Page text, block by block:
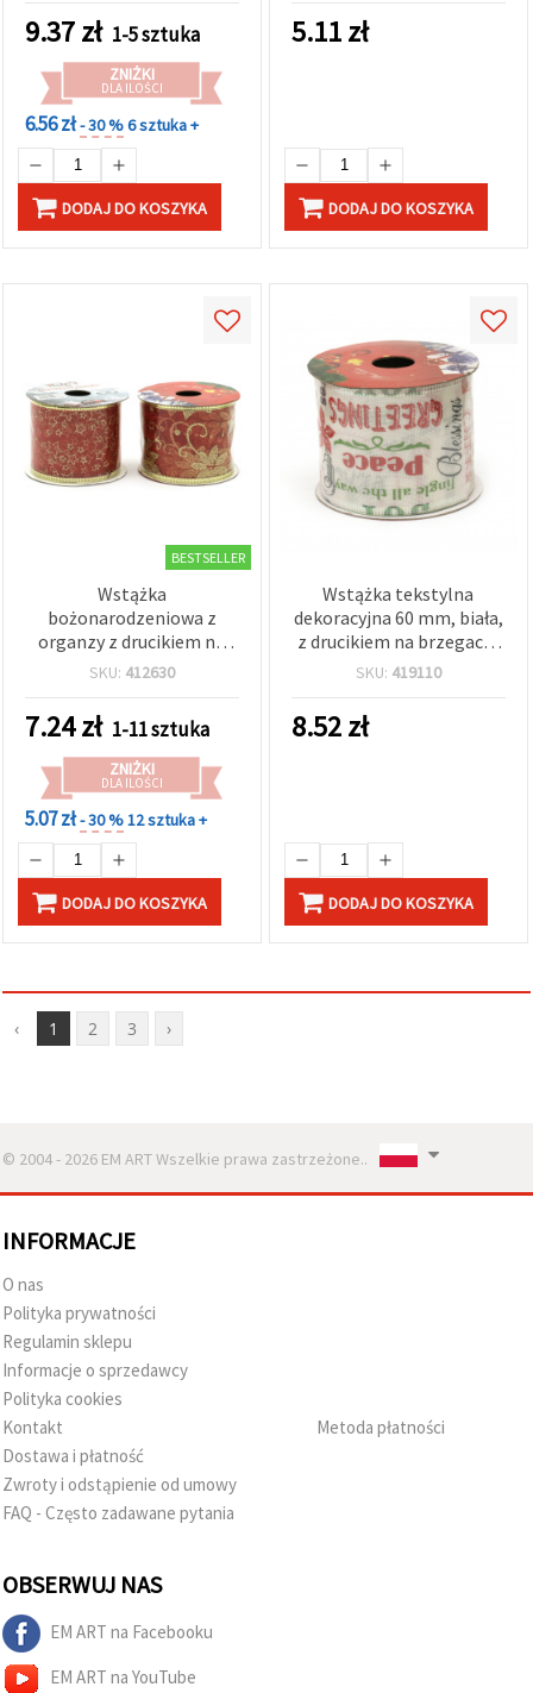
9.37zł 1-5 sztuka
ZNIŻKI
DLA ILOŚCI
6.56 zł- 30 %6 sztuka +
DODAJ DO KOSZYKA
5.11zł
DODAJ DO KOSZYKA
BESTSELLER
Wstążka
bożonarodzeniowa z
organzy z drucikiem na
brzegach, czerwona ze
mieszane motywy
(gwiazdki i zawijasy), szer.
60 mm, rolka 2,7 m – do
wianków, pakowania
prezentów i
świątecznego rękodzieła
SKU: 412630
7.24zł 1-11 sztuka
ZNIŻKI
DLA ILOŚCI
5.07 zł- 30 %12 sztuka +
DODAJ DO KOSZYKA
Wstążka tekstylna
dekoracyjna 60 mm, biała,
z drucikiem na brzegach,
z kolorowym nadrukiem
SKU: 419110
8.52zł
DODAJ DO KOSZYKA
‹ 1 2 3 ›
© 2004 - 2026 EM ART Wszelkie prawa zastrzeżone..
INFORMACJE
O nas
Polityka prywatności
Regulamin sklepu
Informacje o sprzedawcy
Polityka cookies
Kontakt
Dostawa i płatność
Zwroty i odstąpienie od umowy
FAQ - Często zadawane pytania
Metoda płatności
OBSERWUJ NAS
EM ART na Facebooku
EM ART na YouTube